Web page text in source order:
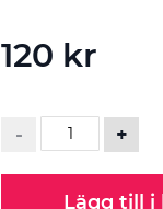
120 kr
- +
Lägg till i